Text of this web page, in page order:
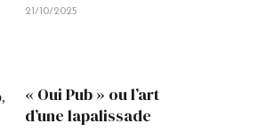
21/10/2025
« Oui Pub » ou l’art
d’une lapalissade